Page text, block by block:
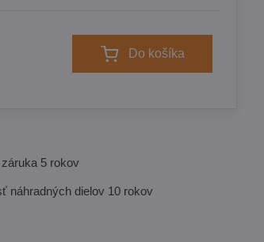
Do košíka
5 rokov
náhradných dielov 10 rokov